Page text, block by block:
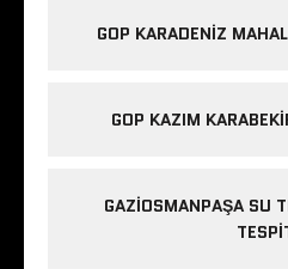
GOP KARADENIZ
GOP KAZIM
GAZIOSMANPAŞA SU